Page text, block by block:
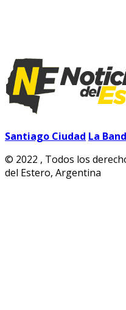
Santiago Ciudad La
© 2022 , Todos los
del Estero, Argentina